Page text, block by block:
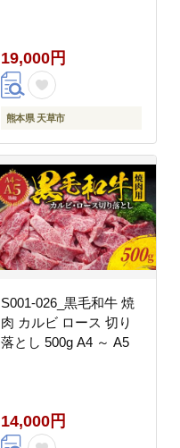
19,000円
熊本県 天草市
S001-026_黒毛和牛 焼
肉 カルビ ロース 切り
落とし 500g A4 ～ A5
14,000円